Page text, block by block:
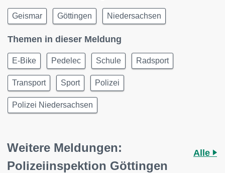
Geismar Göttingen Niedersachsen
Themen in dieser Meldung
E-Bike Pedelec Schule Radsport
Transport Sport Polizei
Polizei Niedersachsen
Weitere Meldungen:
Polizeiinspektion Göttingen
Alle